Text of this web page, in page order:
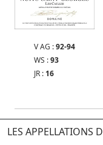
V AG :92-94
WS :93
JR : 16
LES APPELLATIONS